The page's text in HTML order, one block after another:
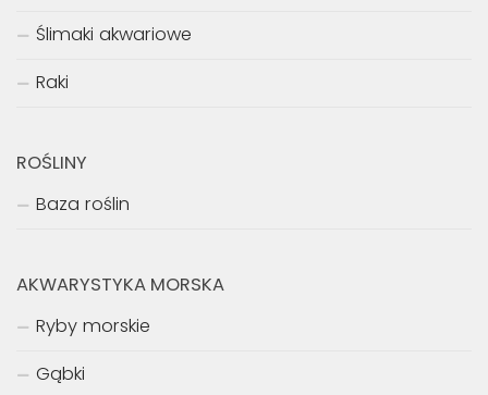
Ślimaki akwariowe
Raki
ROŚLINY
Baza roślin
AKWARYSTYKA MORSKA
Ryby morskie
Gąbki